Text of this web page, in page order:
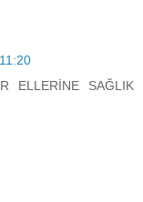
ELLERİNE SAĞLIK